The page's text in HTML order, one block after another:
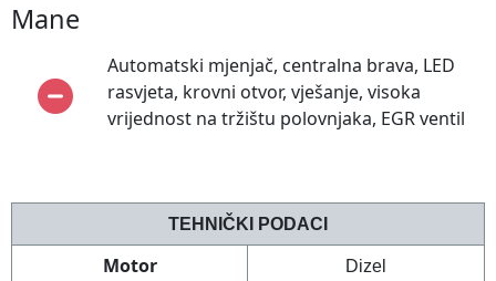
Mane
Automatski mjenjač, centralna brava, LED
rasvjeta, krovni otvor, vješanje, visoka
vrijednost na tržištu polovnjaka, EGR ventil
TEHNIČKI PODACI
Motor Dizel